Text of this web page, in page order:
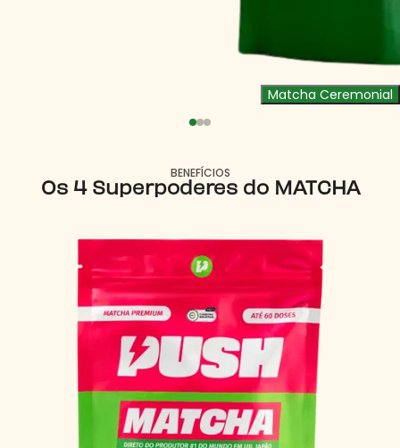
Matcha Ceremonial
BENEFÍCIOS
Os 4 Superpoderes do MATCHA